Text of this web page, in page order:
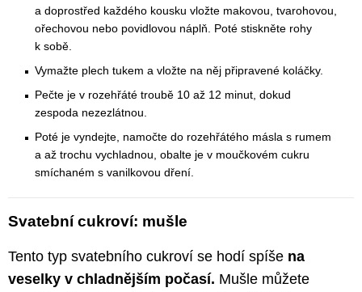
a doprostřed každého kousku vložte makovou, tvarohovou,
ořechovou nebo povidlovou náplň. Poté stiskněte rohy
k sobě.
Vymažte plech tukem a vložte na něj připravené koláčky.
Pečte je v rozehřáté troubě 10 až 12 minut, dokud
zespoda nezezlátnou.
Poté je vyndejte, namočte do rozehřátého másla s rumem
a až trochu vychladnou, obalte je v moučkovém cukru
smíchaném s vanilkovou dření.
Svatební cukroví: mušle
Tento typ svatebního cukroví se hodí spíše na
veselky v chladnějším počasí. Mušle můžete